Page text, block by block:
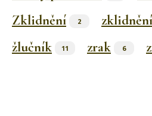
Zklidnění 2
žlučník 11 zrak 6